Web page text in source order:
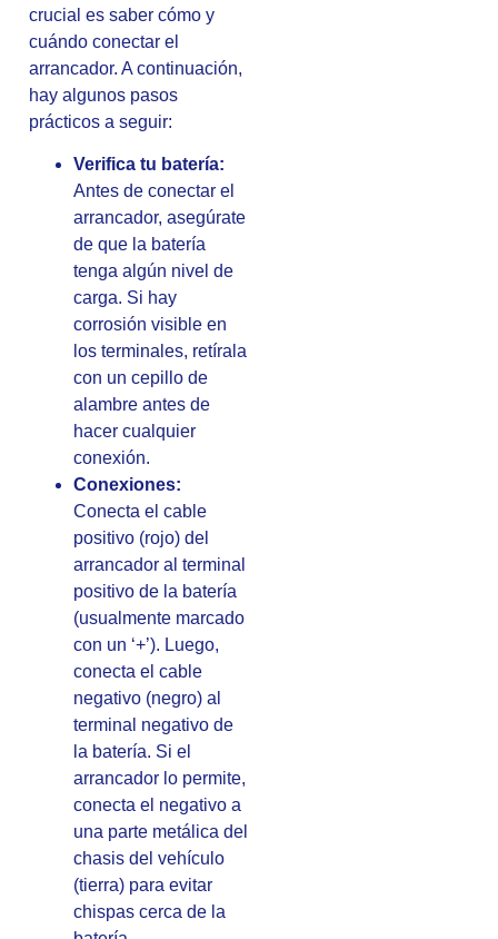
crucial es saber cómo y
cuándo conectar el
arrancador. A continuación,
hay algunos pasos
prácticos a seguir:
Verifica tu batería:
Antes de conectar el
arrancador, asegúrate
de que la batería
tenga algún nivel de
carga. Si hay
corrosión visible en
los terminales, retírala
con un cepillo de
alambre antes de
hacer cualquier
conexión.
Conexiones:
Conecta el cable
positivo (rojo) del
arrancador al terminal
positivo de la batería
(usualmente marcado
con un ‘+’). Luego,
conecta el cable
negativo (negro) al
terminal negativo de
la batería. Si el
arrancador lo permite,
conecta el negativo a
una parte metálica del
chasis del vehículo
(tierra) para evitar
chispas cerca de la